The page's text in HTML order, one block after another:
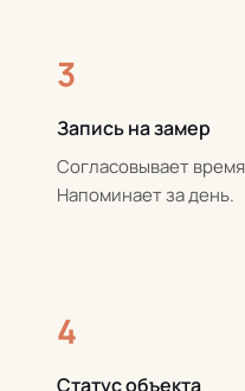
3
Запись на замер
Согласовывает
Напоминает за день.
4
Статус объекта